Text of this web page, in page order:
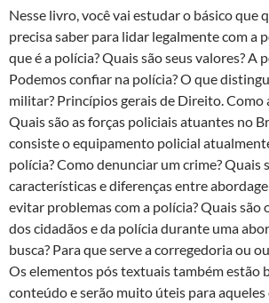
Nesse livro, você vai estudar o básico que
precisa saber para lidar legalmente com a
que é a polícia? Quais são seus valores? A
Podemos confiar na polícia? O que
militar? Princípios gerais de Direito. Como
Quais são as forças policiais atuantes no
consiste o equipamento policial
polícia? Como denunciar um crime? Quais
características e diferenças entre
evitar problemas com a polícia? Quais são
dos cidadãos e da polícia durante uma
busca? Para que serve a corregedoria ou
Os elementos pós textuais também estão
conteúdo e serão muito úteis para